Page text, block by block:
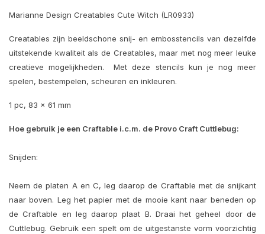
Marianne Design Creatables Cute Witch (LR0933)
Creatables zijn beeldschone snij- en embosstencils van dezelfde
uitstekende kwaliteit als de Creatables, maar met nog meer leuke
creatieve mogelijkheden. Met deze stencils kun je nog meer
spelen, bestempelen, scheuren en inkleuren.
1 pc, 83 x 61 mm
Hoe gebruik je een Craftable i.c.m. de Provo Craft Cuttlebug:
Snijden:
Neem de platen A en C, leg daarop de Craftable met de snijkant
naar boven. Leg het papier met de mooie kant naar beneden op
de Craftable en leg daarop plaat B. Draai het geheel door de
Cuttlebug. Gebruik een spelt om de uitgestanste vorm voorzichtig